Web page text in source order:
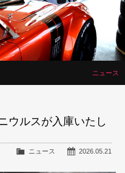
ニュース
ウルスが入庫いたし
2026.05.21
ニュース